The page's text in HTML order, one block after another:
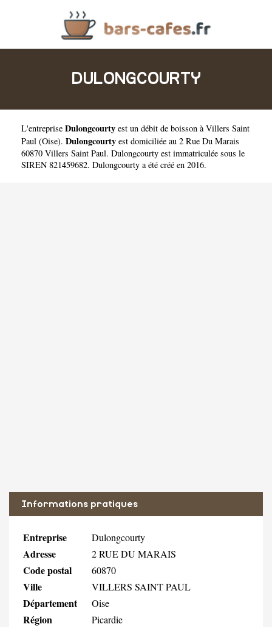
DULONGCOURTY
L'entreprise Dulongcourty est un débit de boisson à Villers Saint
Paul (Oise). Dulongcourty est domiciliée au 2 Rue Du Marais
60870 Villers Saint Paul. Dulongcourty est immatriculée sous le
SIREN 821459682. Dulongcourty a été créé en 2016.
Informations pratiques
Entreprise Dulongcourty
Adresse 2 RUE DU MARAIS
Code postal 60870
Ville VILLERS SAINT PAUL
Département Oise
Région Picardie